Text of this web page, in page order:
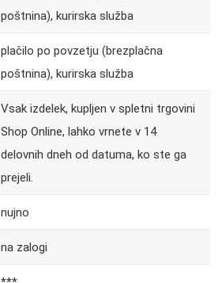
poštnina), kurirska služba
plačilo po povzetju (brezplačna
poštnina), kurirska služba
Vsak izdelek, kupljen v spletni trgovini
Shop Online, lahko vrnete v 14
delovnih dneh od datuma, ko ste ga
prejeli.
nujno
na zalogi